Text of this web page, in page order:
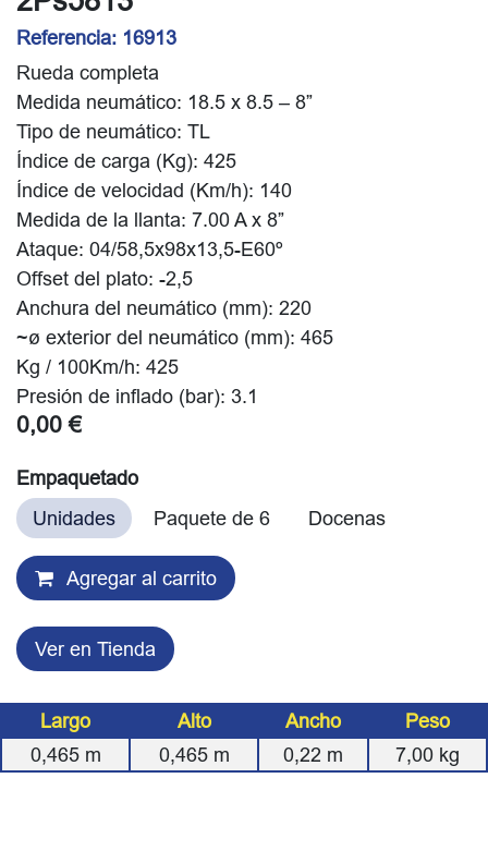
Referencia: 16913
Rueda completa
Medida neumático: 18.5 x 8.5 – 8”
Tipo de neumático: TL
Índice de carga (Kg): 425
Índice de velocidad (Km/h): 140
Medida de la llanta: 7.00 A x 8”
Ataque: 04/58,5x98x13,5-E60º
Offset del plato: -2,5
Anchura del neumático (mm): 220
~ø exterior del neumático (mm): 465
Kg / 100Km/h: 425
Presión de inflado (bar): 3.1
0,00 €
Empaquetado
Unidades
Paquete de 6 Docenas
Agregar al carrito
Ver en Tienda
Largo Alto Ancho
Peso
0,465m 0,465m 0,22 m 7,00 kg